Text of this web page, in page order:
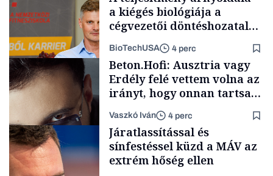
Politika
Content Lab HUB
a kiégés biológiája a
cégvezetői döntéshozatal
BioTechUSA 4 perc
Beton.Hofi: Ausztria vagy
Erdély felé vettem volna az
irányt, hogy onnan tartsam
lélegeztetőgépen a magyar
zenét
Vaszkó Iván 4 perc
Járatlassítással és
sínfestéssel küzd a MÁV az
extrém hőség ellen